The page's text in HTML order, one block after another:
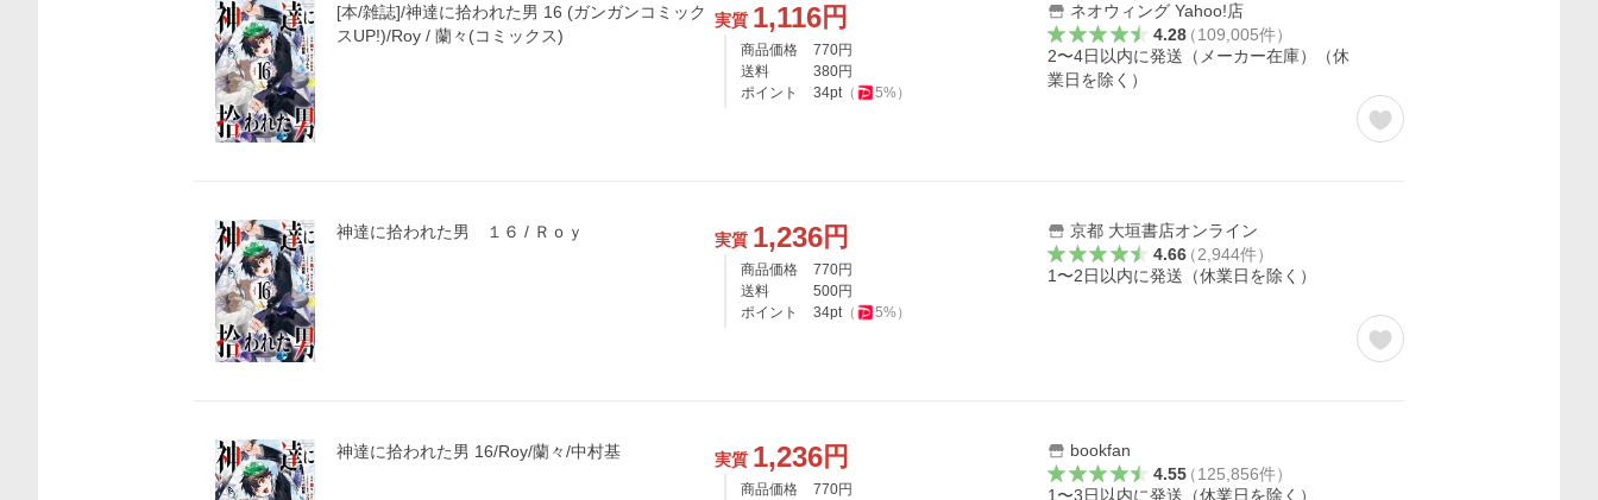
[本/雑誌]/神達に拾われた男 16 (ガンガンコミック
スUP!)/Roy / 蘭々(コミックス)
実質 1,116円
商品価格 770円
送料
380円
ポイント
34pt（ 5%）
ネオウィング Yahoo!店
4.28（109,005件）
2〜4日以内に発送（メーカー在庫）（休
業日を除く）
神達に拾われた男 １６ / Ｒｏｙ 実質 1,236円
商品価格 770円
送料
500円
ポイント
34pt（ 5%）
京都 大垣書店オンライン
4.66（2,944件）
1〜2日以内に発送（休業日を除く）
神達に拾われた男 16/Roy/蘭々/中村基 実質 1,236円
商品価格 770円
bookfan
4.55（125,856件）
1〜3日以内に発送（休業日を除く）